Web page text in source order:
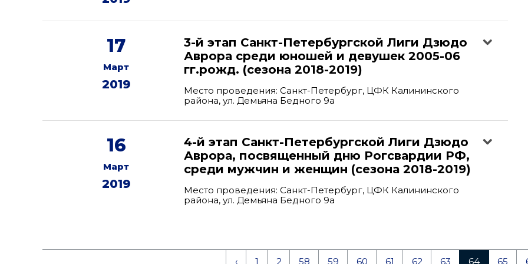
17
Март
2019
3-й этап Санкт-Петербургской Лиги Дзюдо
Аврора среди юношей и девушек 2005-06
гг.рожд. (сезона 2018-2019)
Место проведения: Санкт-Петербург, ЦФК Калининского
района, ул. Демьяна Бедного 9а
16
Март
2019
4-й этап Санкт-Петербургской Лиги Дзюдо
Аврора, посвященный дню Рогсвардии РФ,
среди мужчин и женщин (сезона 2018-2019)
Место проведения: Санкт-Петербург, ЦФК Калининского
района, ул. Демьяна Бедного 9а
‹ 1 2 58 59 60 61 62 63 64 65